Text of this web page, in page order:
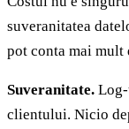
suveranitatea
pot conta mai mult
Suveranitate.
clientului. Nicio